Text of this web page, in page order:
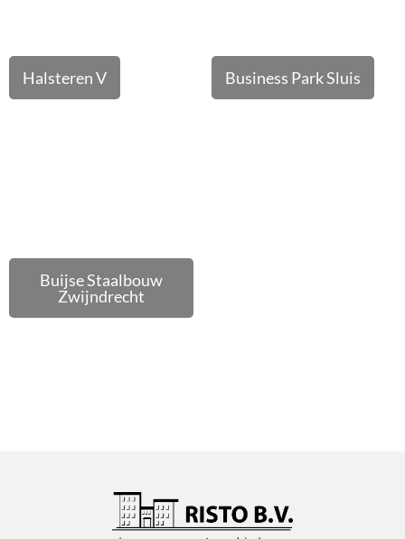
Halsteren V Business Park Sluis
Buijse Staalbouw
Zwijndrecht